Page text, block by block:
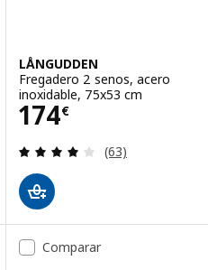
Total opiniones:
LÅNGUDDEN
Fregadero 2 senos, acero
inoxidable, 75x53 cm
174€
Precio 174€
Revisa: 3.9 de
(63)
Comparar